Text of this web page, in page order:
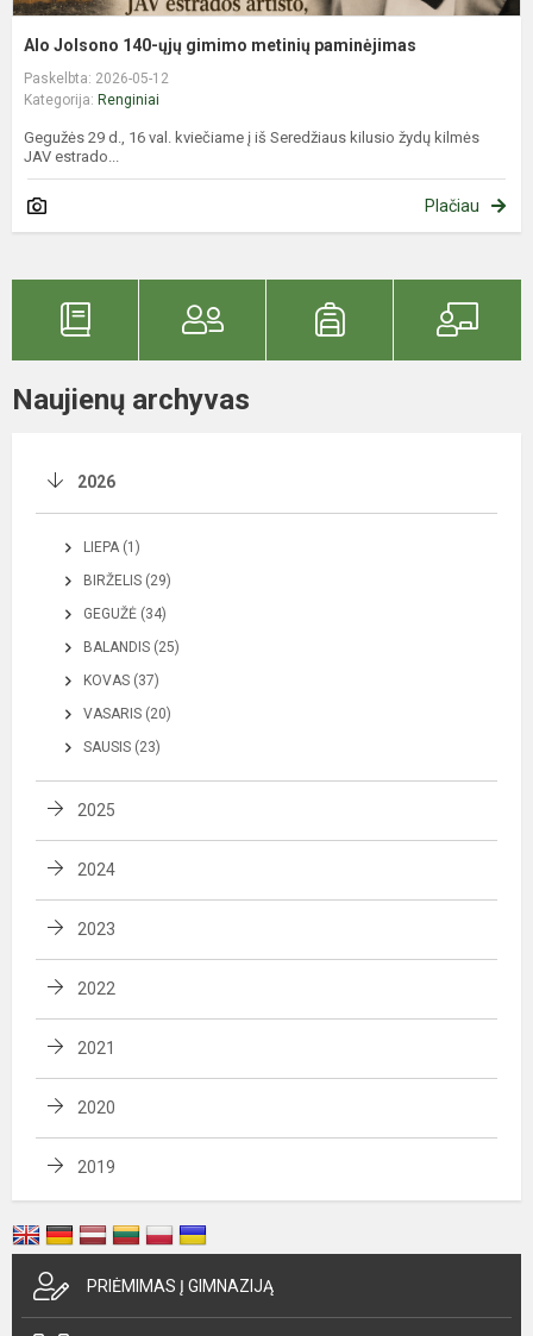
Alo Jolsono 140-ųjų gimimo metinių paminėjimas
Paskelbta: 2026-05-12
Kategorija: Renginiai
Gegužės 29 d., 16 val. kviečiame į iš Seredžiaus kilusio žydų kilmės
JAV estrado...
Plačiau
Naujienų archyvas
2026
LIEPA (1)
BIRŽELIS (29)
GEGUŽĖ (34)
BALANDIS (25)
KOVAS (37)
VASARIS (20)
SAUSIS (23)
2025
2024
2023
2022
2021
2020
2019
PRIĖMIMAS Į GIMNAZIJĄ